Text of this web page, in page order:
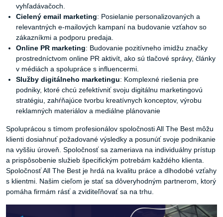
vyhľadávačoch.
Cielený email marketing: Posielanie personalizovaných a
relevantných e-mailových kampaní na budovanie vzťahov so
zákazníkmi a podporu predaja.
Online PR marketing: Budovanie pozitívneho imidžu značky
prostredníctvom online PR aktivít, ako sú tlačové správy, články
v médiách a spolupráce s influencermi.
Služby digitálneho marketingu: Komplexné riešenia pre
podniky, ktoré chcú zefektívniť svoju digitálnu marketingovú
stratégiu, zahŕňajúce tvorbu kreatívnych konceptov, výrobu
reklamných materiálov a mediálne plánovanie
Spoluprácou s tímom profesionálov spoločnosti All The Best môžu
klienti dosiahnuť požadované výsledky a posunúť svoje podnikanie
na vyššiu úroveň. Spoločnosť sa zameriava na individuálny prístup
a prispôsobenie služieb špecifickým potrebám každého klienta.
Spoločnosť All The Best je hrdá na kvalitu práce a dlhodobé vzťahy
s klientmi. Našim cieľom je stať sa dôveryhodným partnerom, ktorý
pomáha firmám rásť a zviditeľňovať sa na trhu.